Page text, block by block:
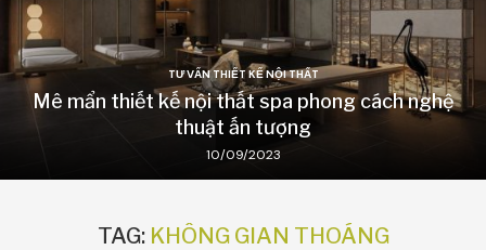
TƯ VẤN THIẾT KẾ NỘI THẤT
Mê mẩn thiết kế nội thất spa phong cách nghệ
thuật ấn tượng
10/09/2023
TAG: KHÔNG GIAN THOÁNG